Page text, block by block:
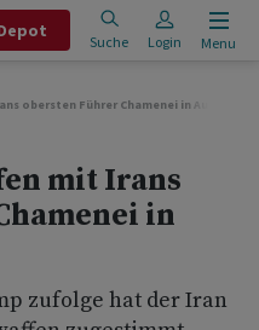
Suche Login Menu
obersten Führer Chamenei in Aussicht
mit Irans
in
zufolge hat der Iran